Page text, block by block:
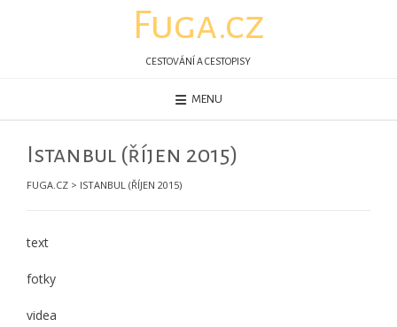
Fuga.cz
CESTOVÁNÍ A CESTOPISY
MENU
Istanbul (říjen 2015)
FUGA.CZ > ISTANBUL (ŘÍJEN 2015)
text
fotky
videa